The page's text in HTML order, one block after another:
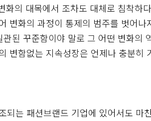
의 대목에서 조차도 대체로 침착하
변화의 과정이 통제의 범주를 벗어
된 꾸준함이야 말로 그 어떤 변화의
변함없는 지속성장은 언제나 충분히
되는 패션브랜드 기업에 있어서도 마